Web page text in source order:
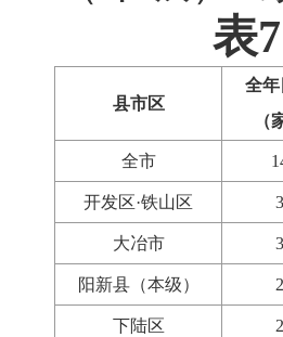
表
县市区
全
（
全市
开发区·铁山区 3
大冶市 3
阳新县（本级） 2
下陆区 2